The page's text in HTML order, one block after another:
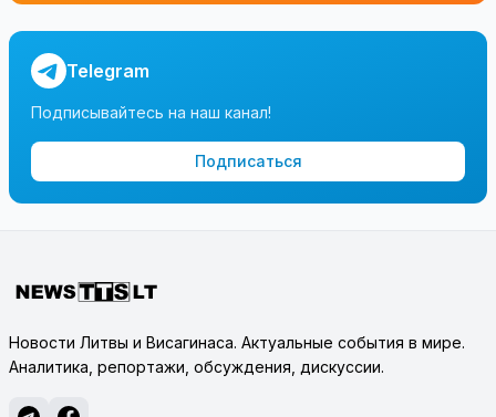
Telegram
Подписывайтесь на наш канал!
Подписаться
Новости Литвы и Висагинаса. Актуальные события в мире.
Аналитика, репортажи, обсуждения, дискуссии.